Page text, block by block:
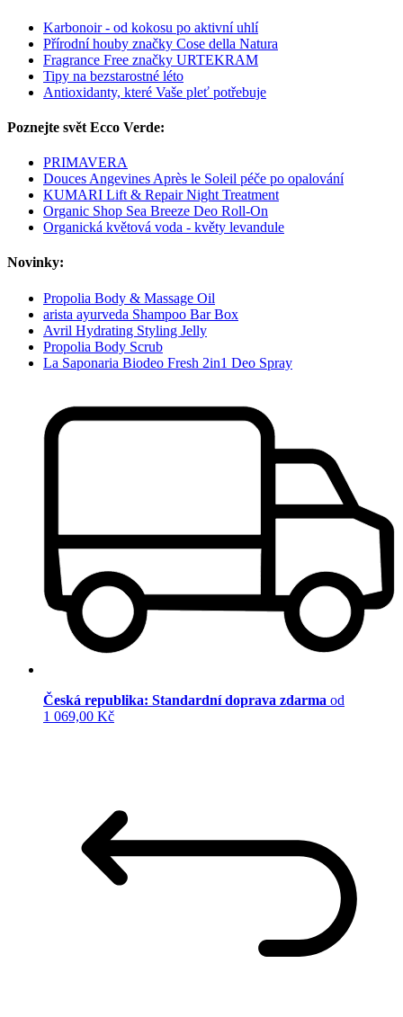
Karbonoir - od kokosu po aktivní uhlí
Přírodní houby značky Cose della Natura
Fragrance Free značky URTEKRAM
Tipy na bezstarostné léto
Antioxidanty, které Vaše pleť potřebuje
Poznejte svět Ecco Verde:
PRIMAVERA
Douces Angevines Après le Soleil péče po opalování
KUMARI Lift & Repair Night Treatment
Organic Shop Sea Breeze Deo Roll-On
Organická květová voda -​ květy levandule
Novinky:
Propolia Body & Massage Oil
arista ayurveda Shampoo Bar Box
Avril Hydrating Styling Jelly
Propolia Body Scrub
La Saponaria Biodeo Fresh 2in1 Deo Spray
Česká republika: Standardní doprava zdarma od
1 069,00 Kč